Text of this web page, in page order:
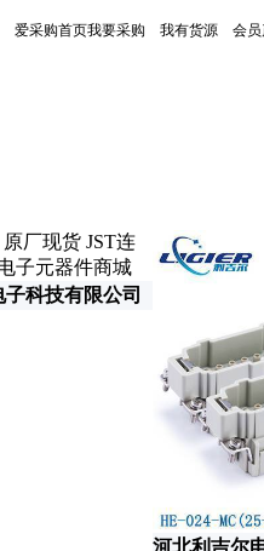
爱采购首页我要采购 我有货源 会
科技有限公司
河北利吉尔